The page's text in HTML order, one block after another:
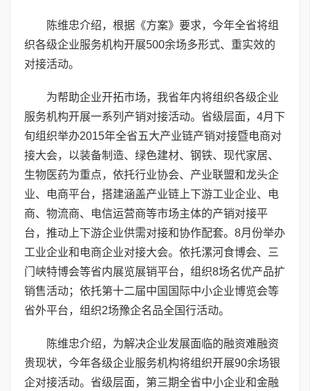
陈维忠介绍，根据《方案》要求，今年全省将组
织各级企业服务机构开展500余场多形式、重实效的
对接活动。
为帮助企业开拓市场，我省年内将组织各级企业
服务机构开展一系列产销对接活动。省级层面，4月下
旬组织举办2015年全省五大产业链产销对接暨电商对
接大会，以装备制造、绿色建材、钢铁、现代家居、
生物医药为重点，依托行业协会、产业联盟和龙头企
业、电商平台，搭建涵盖产业链上下游工业企业、电
商、物流商、电信运营商等市场主体的产销对接平
台，推动上下游企业供需对接和协作配套。8月份举办
工业企业和电商企业对接大会。依托漯河食博会、三
门峡特博会等省内展览展销平台，组织8场名优产品扩
销售活动；依托第十二届中国国际中小企业博览会等
省外平台，组织2场豫企名品全国行活动。
陈维忠介绍，为解决企业发展面临的融资难融资
贵现状，今年各级企业服务机构将组织开展90余场银
企对接活动。省级层面，第三期全省中小企业和金融